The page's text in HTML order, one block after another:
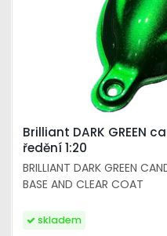
Brilliant DARK GREEN
ředění 1:20
BRILLIANT DARK GREEN
BASE AND CLEAR COAT
skladem